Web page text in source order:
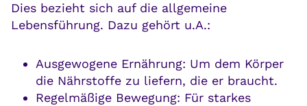
Dies bezieht sich auf die allgemeine
Lebensführung. Dazu gehört u.A.:
Ausgewogene Ernährung: Um dem Körper
die Nährstoffe zu liefern, die er braucht.
Regelmäßige Bewegung: Für starkes